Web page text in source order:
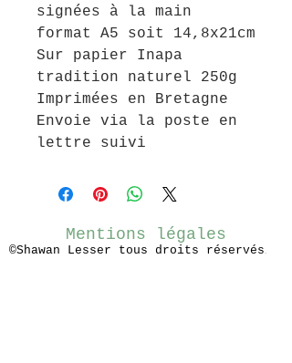
signées à la main
format A5 soit 14,8x21cm
Sur papier Inapa
tradition naturel 250g
Imprimées en Bretagne
Envoie via la poste en
lettre suivi
Mentions légales
©Shawan Lesser tous droits réservés.